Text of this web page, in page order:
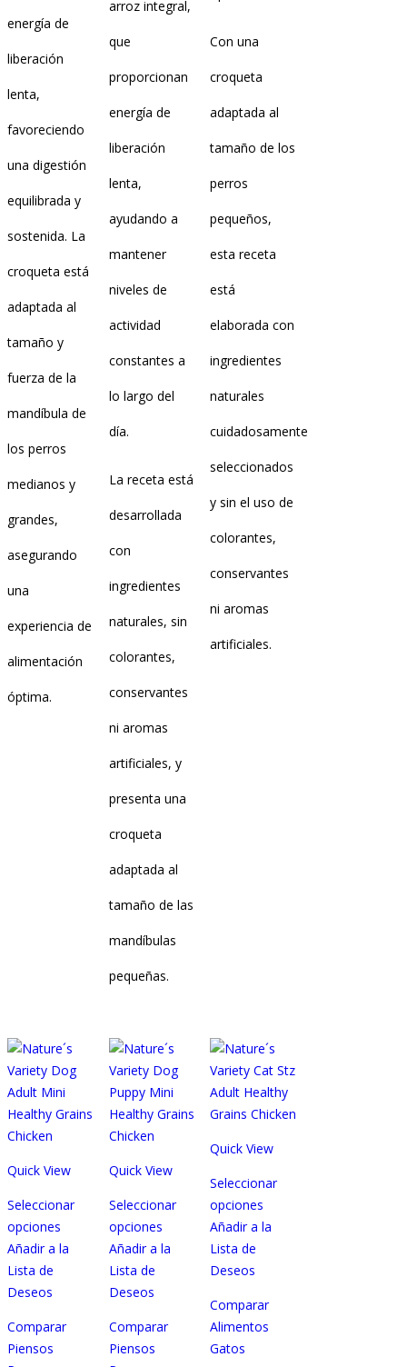
energía de
liberación
lenta,
favoreciendo
una digestión
equilibrada y
sostenida. La
croqueta está
adaptada al
tamaño y
fuerza de la
mandíbula de
los perros
medianos y
grandes,
asegurando
una
experiencia de
alimentación
óptima.
arroz integral,
que
proporcionan
energía de
liberación
lenta,
ayudando a
mantener
niveles de
actividad
constantes a
lo largo del
día.
La receta está
desarrollada
con
ingredientes
naturales, sin
colorantes,
conservantes
ni aromas
artificiales, y
presenta una
croqueta
adaptada al
tamaño de las
mandíbulas
pequeñas.
Con una
croqueta
adaptada al
tamaño de los
perros
pequeños,
esta receta
está
elaborada con
ingredientes
naturales
cuidadosamente
seleccionados
y sin el uso de
colorantes,
conservantes
ni aromas
artificiales.
Quick View
Seleccionar
opciones
Este
producto
tiene
variantes.
Las
Añadir a la
Lista de
Deseos
Comparar
Piensos
Quick View
Seleccionar
opciones
Este
producto
tiene
variantes.
Las
Añadir a la
Lista de
Deseos
Comparar
Piensos
Quick View
Seleccionar
opciones
Este
producto
tiene
variantes.
Las
opciones
Añadir a la
Lista de
Deseos
Comparar
Alimentos
Gatos